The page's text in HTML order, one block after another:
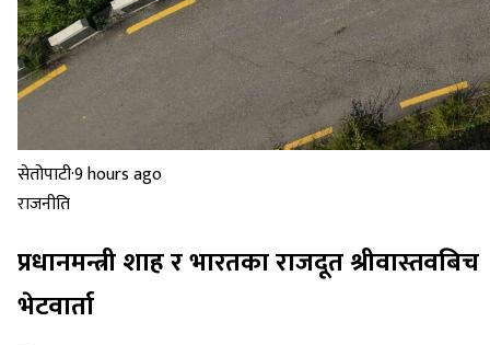
सेतोपाटी·9 hours ago
राजनीति
प्रधानमन्त्री शाह र भारतका राजदूत श्रीवास्तवबिच
भेटवार्ता